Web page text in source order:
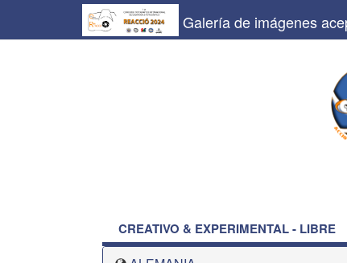
Galería de imágenes
CREATIVO & EXPERIMENTAL - LIBRE